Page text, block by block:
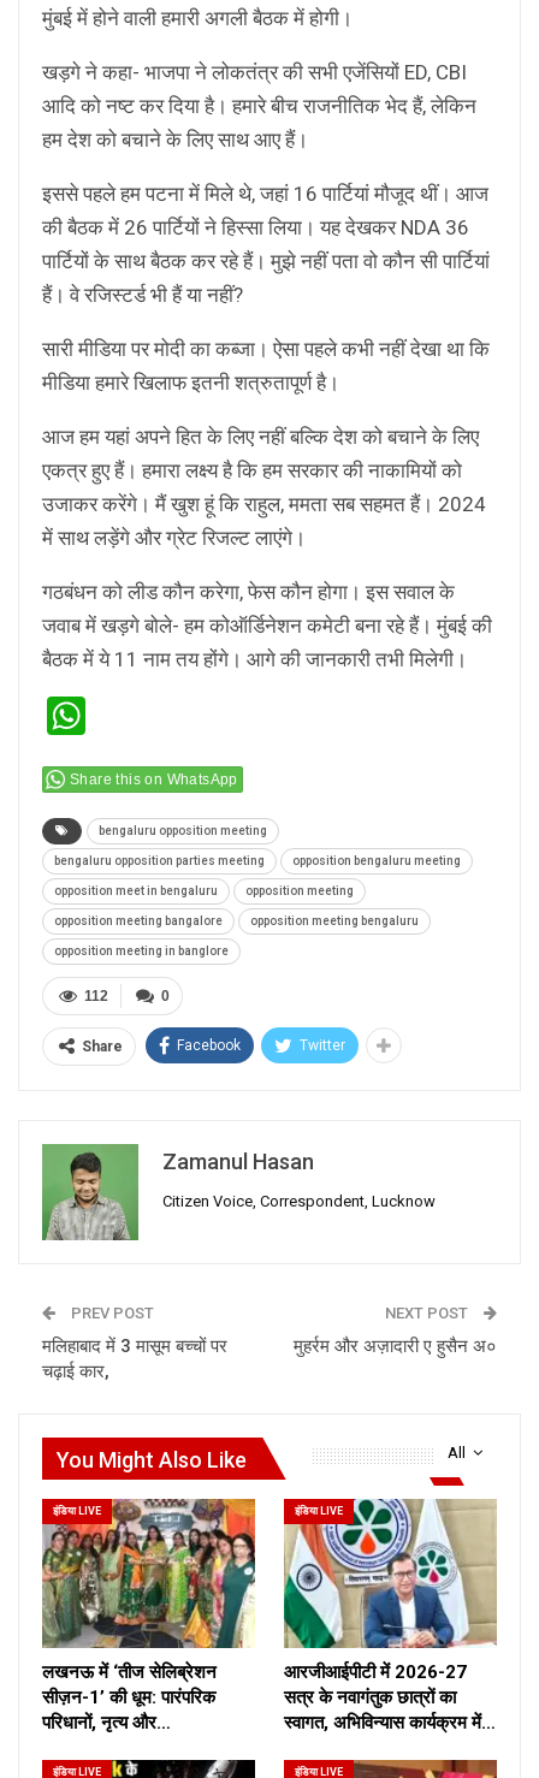
मुंबई में होने वाली हमारी अगली बैठक में होगी।
खड़गे ने कहा- भाजपा ने लोकतंत्र की सभी एजेंसियों ED, CBI
आदि को नष्ट कर दिया है। हमारे बीच राजनीतिक भेद हैं, लेकिन
हम देश को बचाने के लिए साथ आए हैं।
इससे पहले हम पटना में मिले थे, जहां 16 पार्टियां मौजूद थीं। आज
की बैठक में 26 पार्टियों ने हिस्सा लिया। यह देखकर NDA 36
पार्टियों के साथ बैठक कर रहे हैं। मुझे नहीं पता वो कौन सी पार्टियां
हैं। वे रजिस्टर्ड भी हैं या नहीं?
सारी मीडिया पर मोदी का कब्जा। ऐसा पहले कभी नहीं देखा था कि
मीडिया हमारे खिलाफ इतनी शत्रुतापूर्ण है।
आज हम यहां अपने हित के लिए नहीं बल्कि देश को बचाने के लिए
एकत्र हुए हैं। हमारा लक्ष्य है कि हम सरकार की नाकामियों को
उजाकर करेंगे। मैं खुश हूं कि राहुल, ममता सब सहमत हैं। 2024
में साथ लड़ेंगे और ग्रेट रिजल्ट लाएंगे।
गठबंधन को लीड कौन करेगा, फेस कौन होगा। इस सवाल के
जवाब में खड़गे बोले- हम कोऑर्डिनेशन कमेटी बना रहे हैं। मुंबई की
बैठक में ये 11 नाम तय होंगे। आगे की जानकारी तभी मिलेगी।
Share this on WhatsApp
bengaluru opposition meeting
bengaluru opposition parties meeting opposition bengaluru meeting
opposition meet in bengaluru opposition meeting
opposition meeting bangalore opposition meeting bengaluru
opposition meeting in banglore
0
112
Share Facebook Twitter
Zamanul Hasan
Citizen Voice, Correspondent, Lucknow
PREV POST
मलिहाबाद में 3 मासूम बच्चों पर
चढ़ाई कार,
NEXT POST
मुहर्रम और अज़ादारी ए हुसैन अ०
All
You Might Also Like
इंडिया LIVE
लखनऊ में ‘तीज सेलिब्रेशन
सीज़न-1’ की धूम: पारंपरिक
परिधानों, नृत्य और…
इंडिया LIVE
आरजीआईपीटी में 2026-27
सत्र के नवागंतुक छात्रों का
स्वागत, अभिविन्यास कार्यक्रम में…
इंडिया LIVE इंडिया LIVE